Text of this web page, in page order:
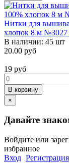
Нитки для
хлопок 8 м №3027
В наличии: 45 шт
20.00 руб
19 руб
В корзину
×
Давайте
Войдите или
избранное
Вход Регистрация